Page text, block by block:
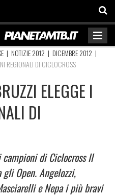
| NOTIZIE 2012 | DICEMBRE 2012 |
REGIONALI DI CICLOCROSS
ELEGGE I
DI
di Ciclocross Il
Open. Angelozzi,
e Nepa i più bravi